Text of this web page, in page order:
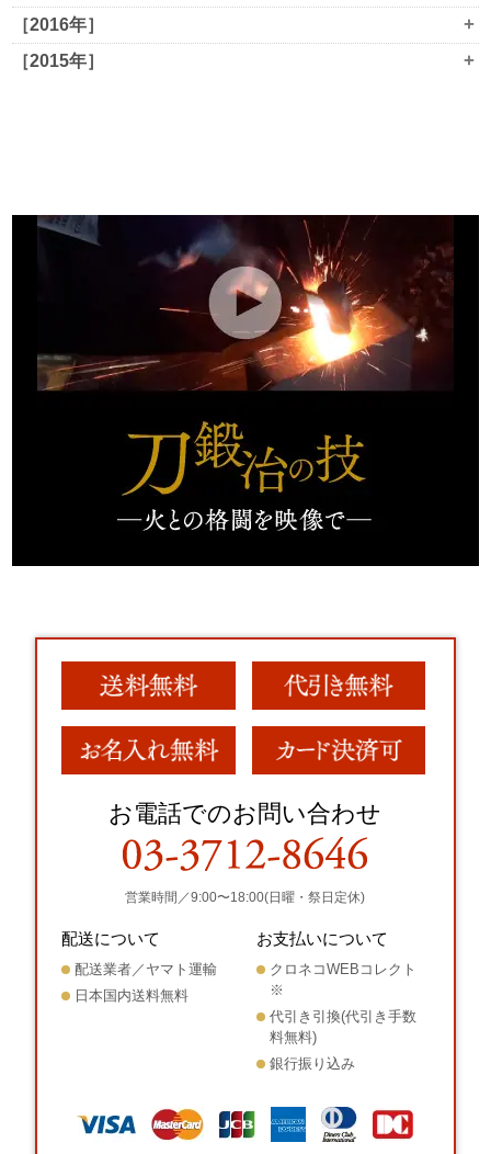
［2016年］ +
［2015年］ +
お電話でのお問い合わせ
営業時間／9:00〜18:00(日曜・祭日定休)
配送について
配送業者／ヤマト運輸
日本国内送料無料
お支払いについて
クロネコWEBコレクト
※
代引き引換(代引き手数
料無料)
銀行振り込み